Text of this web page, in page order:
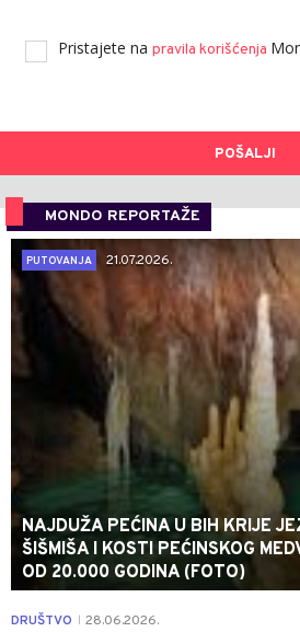
Pristajete na pravila korišćenja
POŠALJI
MONDO REPORTAŽE
PUTOVANJA
21.07.2026.
NAJDUŽA PEĆINA U BIH KRIJE
ŠIŠMIŠA I KOSTI PEĆINSKOG
OD 20.000 GODINA (FOTO)
DRUŠTVO 28.06.2026.